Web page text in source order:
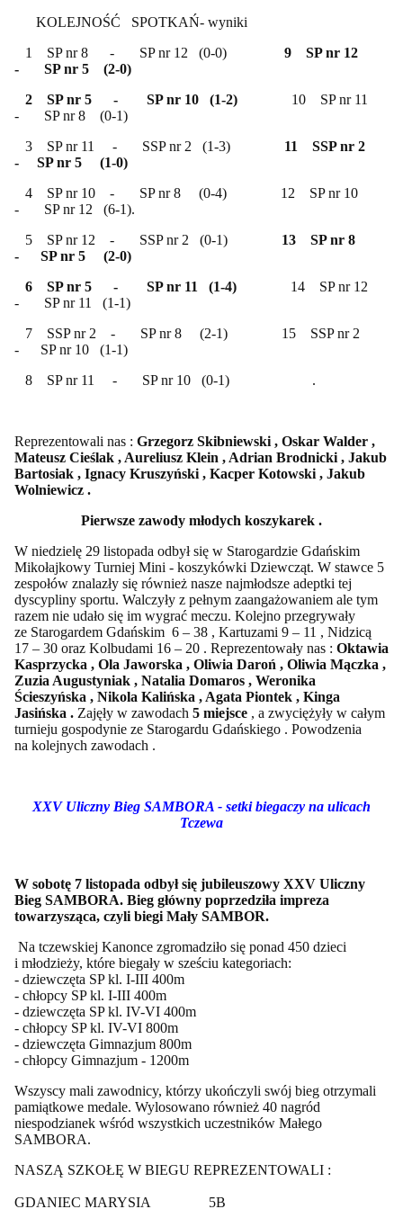
KOLEJNOŚĆ SPOTKAŃ- wyniki
1 SP nr 8 - SP nr 12 (0-0)
9 SP nr 12
- SP nr 5 (2-0)
2 SP nr 5 - SP nr 10 (1-2) 10 SP nr 11
- SP nr 8 (0-1)
3 SP nr 11 - SSP nr 2 (1-3) 11 SSP nr 2
- SP nr 5 (1-0)
4 SP nr 10 - SP nr 8 (0-4) 12 SP nr 10
- SP nr 12 (6-1).
5 SP nr 12 - SSP nr 2 (0-1)
13 SP nr 8
- SP nr 5 (2-0)
6 SP nr 5 - SP nr 11 (1-4) 14 SP nr 12
- SP nr 11 (1-1)
7 SSP nr 2 - SP nr 8 (2-1) 15 SSP nr 2
- SP nr 10 (1-1)
8 SP nr 11 - SP nr 10 (0-1) .
Reprezentowali nas : Grzegorz Skibniewski , Oskar Walder ,
Mateusz Cieślak , Aureliusz Klein , Adrian Brodnicki , Jakub
Bartosiak , Ignacy Kruszyński , Kacper Kotowski , Jakub
Wolniewicz .
Pierwsze zawody młodych koszykarek .
W niedzielę 29 listopada odbył się w Starogardzie Gdańskim
Mikołajkowy Turniej Mini - koszykówki Dziewcząt. W stawce 5
zespołów znalazły się również nasze najmłodsze adeptki tej
dyscypliny sportu. Walczyły z pełnym zaangażowaniem ale tym
razem nie udało się im wygrać meczu. Kolejno przegrywały
ze Starogardem Gdańskim 6 – 38 , Kartuzami 9 – 11 , Nidzicą
17 – 30 oraz Kolbudami 16 – 20 . Reprezentowały nas : Oktawia
Kasprzycka , Ola Jaworska , Oliwia Daroń , Oliwia Mączka ,
Zuzia Augustyniak , Natalia Domaros , Weronika
Ścieszyńska , Nikola Kalińska , Agata Piontek , Kinga
Jasińska . Zajęły w zawodach 5 miejsce , a zwyciężyły w całym
turnieju gospodynie ze Starogardu Gdańskiego . Powodzenia
na kolejnych zawodach .
XXV Uliczny Bieg SAMBORA - setki biegaczy na ulicach
Tczewa
W sobotę 7 listopada odbył się jubileuszowy XXV Uliczny
Bieg SAMBORA. Bieg główny poprzedziła impreza
towarzysząca, czyli biegi Mały SAMBOR.
Na tczewskiej Kanonce zgromadziło się ponad 450 dzieci
i młodzieży, które biegały w sześciu kategoriach:
- dziewczęta SP kl. I-III 400m
- chłopcy SP kl. I-III 400m
- dziewczęta SP kl. IV-VI 400m
- chłopcy SP kl. IV-VI 800m
- dziewczęta Gimnazjum 800m
- chłopcy Gimnazjum - 1200m
Wszyscy mali zawodnicy, którzy ukończyli swój bieg otrzymali
pamiątkowe medale. Wylosowano również 40 nagród
niespodzianek wśród wszystkich uczestników Małego
SAMBORA.
NASZĄ SZKOŁĘ W BIEGU REPREZENTOWALI :
GDANIEC MARYSIA 5B